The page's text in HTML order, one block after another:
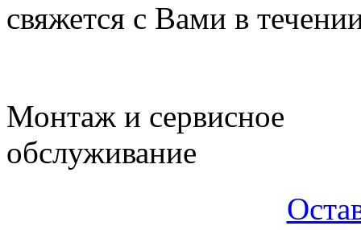
свяжется с Вами в
Монтаж и сервисное
обслуживание